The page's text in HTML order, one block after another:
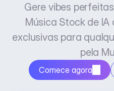
Gere vibes
Música Stock de
exclusivas para
pela
Comece agora